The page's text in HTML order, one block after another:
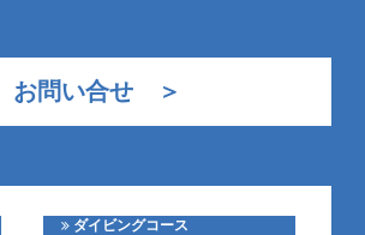
お問い合せ ＞
ダイビングコース